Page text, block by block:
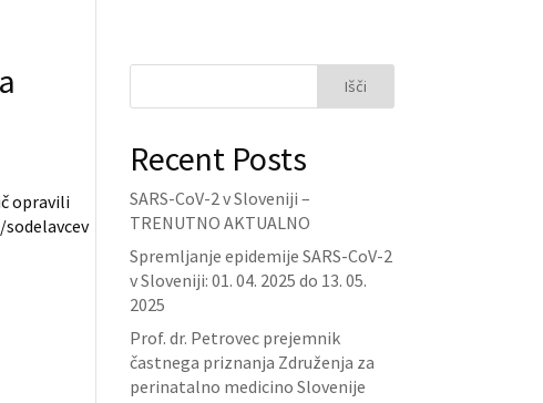
opravili
Išči
Recent Posts
SARS-CoV-2 v Sloveniji –
TRENUTNO AKTUALNO
Spremljanje epidemije SARS-CoV-2
v Sloveniji: 01. 04. 2025 do 13. 05.
2025
Prof. dr. Petrovec prejemnik
častnega priznanja Združenja za
perinatalno medicino Slovenije